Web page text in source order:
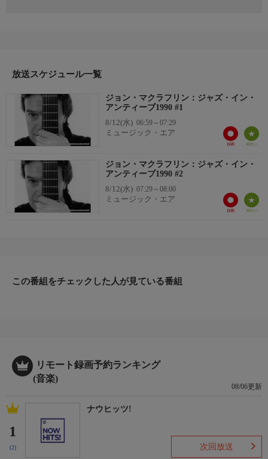
ロク・グルトゥ、ベース奏者のカイ・エクハルト共演。
番組内容（続）
《曲目》「Blue in Green」 「Belo Horizonte」 「Are You the
One?」
放送スケジュール一覧
ジョン・マクラフリン：ジャズ・イン・
アンティーブ1990 #1
8/12(水) 06:59～07:29
ミュージック・エア
ジョン・マクラフリン：ジャズ・イン・
アンティーブ1990 #2
8/12(水) 07:29～08:00
ミュージック・エア
この番組をチェックした人が見ている番組
リモート録画予約ランキング
(音楽)
08/06更新
1
(2)
ナウヒッツ!
次回放送